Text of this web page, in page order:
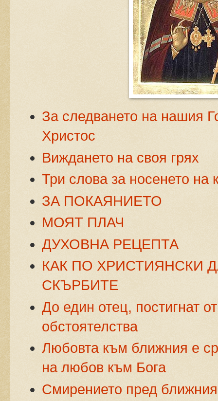
За следването на нашия
Христос
Виждането на своя грях
Три слова за носенето на
ЗА ПОКАЯНИЕТО
МОЯТ ПЛАЧ
ДУХОВНА РЕЦЕПТА
КАК ПО
СКЪРБИТЕ
До един отец, постигнат
обстоятелства
Любовта към ближния е
на любов към Бога
Смирението пред